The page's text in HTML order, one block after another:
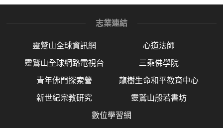
志業連結
靈鷲山全球資訊網 心道法師
靈鷲山全球網路電視台 三乘佛學院
青年佛門探索營 龍樹生命和平教育中心
新世紀宗教研究 靈鷲山般若書坊
數位學習網